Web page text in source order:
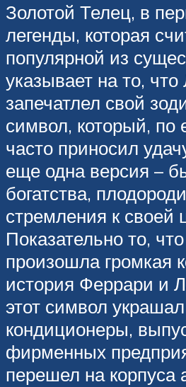
Золотой Телец, в
легенды, которая
популярной из
указывает на то,
запечатлел свой
символ, который, по
часто приносил
еще одна версия –
богатства,
стремления к своей
Показательно то,
произошла громкая
история Феррари и
этот символ
кондиционеры,
фирменных
перешел на корпуса